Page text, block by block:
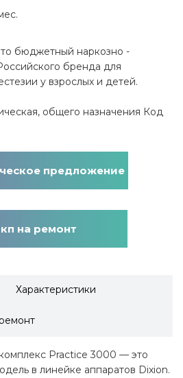
бюджетный наркозно -
бренда для
у взрослых и детей.
общего назначения Код
предложение
на ремонт
Характеристики
Practice 3000 — это
в линейке аппаратов Dixion.